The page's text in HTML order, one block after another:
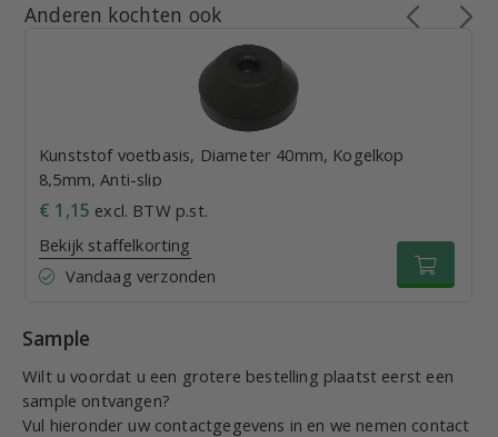
Anderen kochten ook
Kunststof voetbasis, Diameter 40mm, Kogelkop
8,5mm, Anti-slip
€ 1,15 excl. BTW p.st.
Bekijk staffelkorting
Vandaag verzonden
Sample
Wilt u voordat u een grotere bestelling plaatst eerst een
sample ontvangen?
Vul hieronder uw contactgegevens in en we nemen contact